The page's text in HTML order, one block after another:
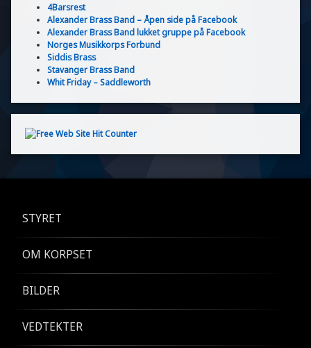
4Barsrest
Alexander Brass Band – Åpen side på Facebook
Alexander Brass Band lukket gruppe på Facebook
Norges Musikkorps Forbund
Siddis Brass
Stavanger Brass Band
Whit Friday – Saddleworth
STYRET
OM KORPSET
BILDER
VEDTEKTER